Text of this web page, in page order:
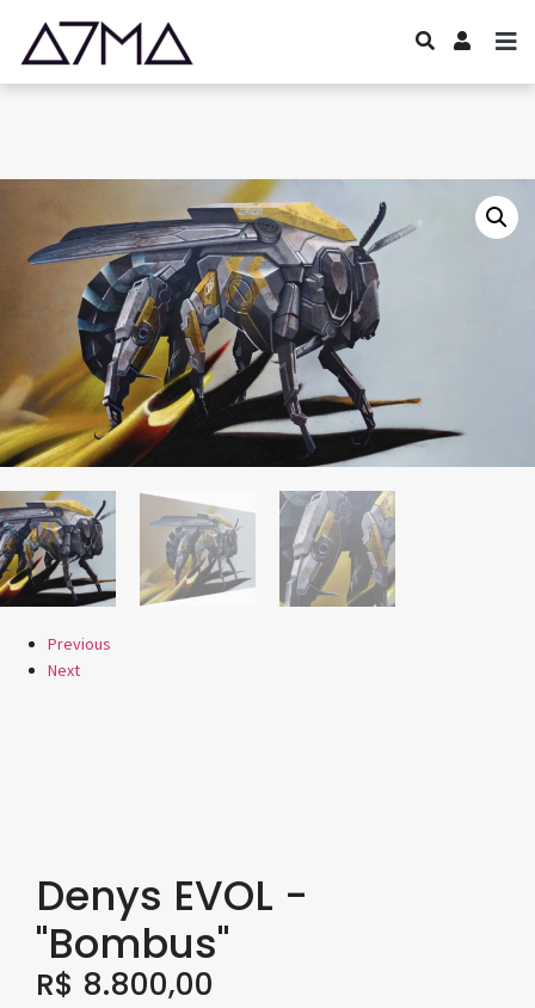
Previous
Next
Denys EVOL -
"Bombus"
R$ 8.800,00